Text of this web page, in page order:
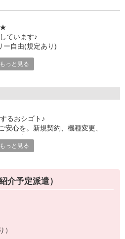
○。・゜+゜
★
ています♪
自由(規定あり)
ーしあったりする
ある店舗ばかり！
ましょう♪
ールセンター、受付
・加工・組立・検査
イリスト・エステ
別指導塾・人材紹介
もっと見る
るおシゴト♪
安心を。新規契約、機種変更、
KDDI/softbank(ソフトバンク)など
モバイル、UQなど格安スマホまで幅
もっと見る
介予定派遣）